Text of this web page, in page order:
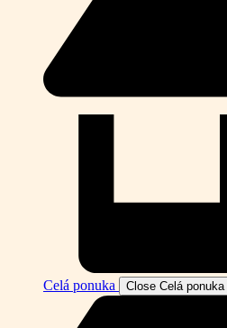
Celá ponuka Close Celá ponuka